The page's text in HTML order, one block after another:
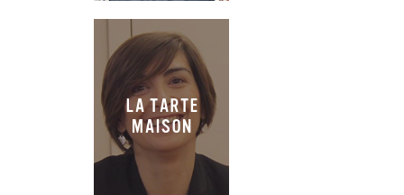
LA TARTE
MAISON